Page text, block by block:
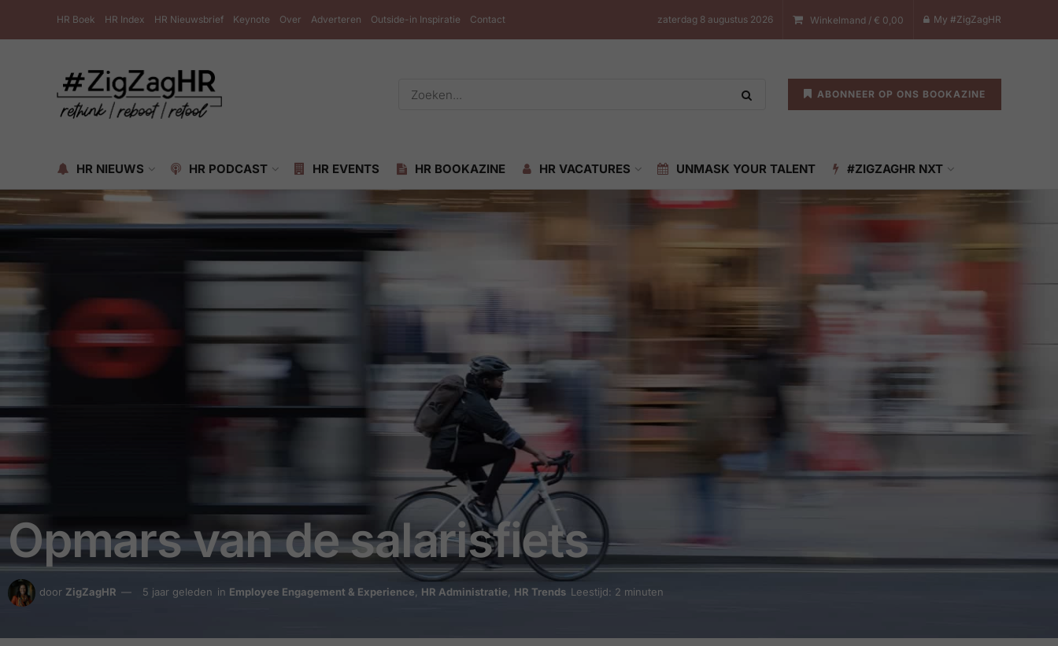
HR Boek HR Index HR Nieuwsbrief Keynote Over Adverteren Outside-in Inspiratie Contact zaterdag 8 augustus 2026 Winkelmand / € 0,00 My #ZigZagHR
ABONNEER OP ONS BOOKAZINE
HR NIEUWS HR PODCAST HR EVENTS HR BOOKAZINE HR VACATURES UNMASK YOUR TALENT #ZIGZAGHR NXT
Opmars van de salarisfiets
door ZigZagHR 5 jaar geleden in Employee Engagement & Experience HR Administratie HR Trends Leestijd: 2 minuten